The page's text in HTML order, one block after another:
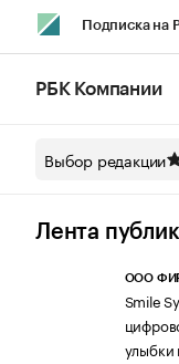
Подписка на
Спецпроекты
Технологии
РБК Компании
Выбор редакции
Лента
ООО
Smile
улыбки